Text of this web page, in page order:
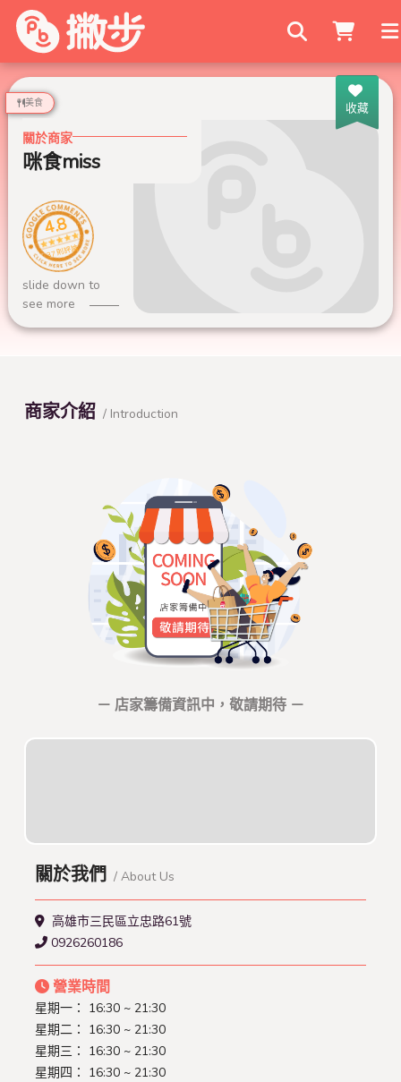
搜尋商家
收藏
美食
關於商家
咪食miss
4.8
37 則評論
slide down to
see more
商家介紹 / Introduction
－ 店家籌備資訊中，敬請期待 －
關於我們 / About Us
高雄市三民區立忠路61號
0926260186
營業時間
星期一： 16:30 ~ 21:30
星期二： 16:30 ~ 21:30
星期三： 16:30 ~ 21:30
星期四： 16:30 ~ 21:30